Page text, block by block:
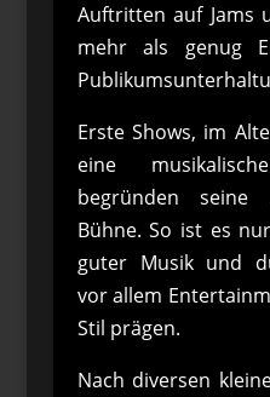
Auftritten auf Jams
mehr als genug
Erste Shows, im
eine
begründen
Bühne. So ist es
guter Musik und
vor allem
Stil prägen.
Nach diversen